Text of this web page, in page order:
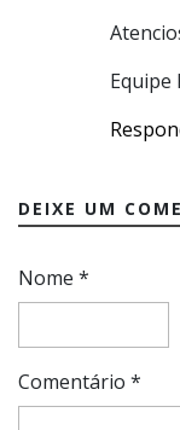
Equipe
DEIXE UM
Nome *
Comentário *